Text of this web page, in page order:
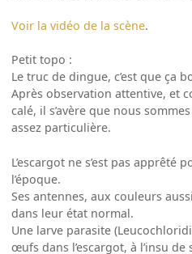
Voir la vidéo de la scène.
Petit topo :
Le truc de dingue, c’est que ça
Après observation attentive, et
calé, il s’avère que nous
assez particulière.
L’escargot ne s’est pas apprêté
l’époque.
Ses antennes, aux couleurs
dans leur état normal.
Une larve parasite
œufs dans l’escargot, à l’insu